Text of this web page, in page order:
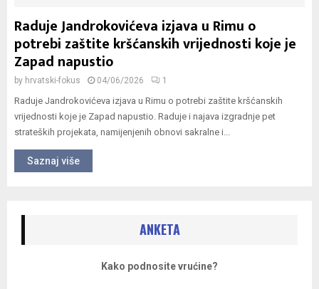
Raduje Jandrokovićeva izjava u Rimu o
potrebi zaštite kršćanskih vrijednosti koje je
Zapad napustio
by hrvatski-fokus 04/06/2026 1
Raduje Jandrokovićeva izjava u Rimu o potrebi zaštite kršćanskih
vrijednosti koje je Zapad napustio. Raduje i najava izgradnje pet
strateških projekata, namijenjenih obnovi sakralne i...
Saznaj više
ANKETA
Kako podnosite vrućine?